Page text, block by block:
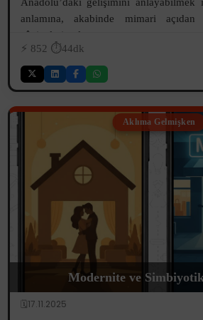
anlamına, akabinde mimari açıdan
zâviyelerin oluşum...
⚡️ 852 ⏱️44dk
Aklıma Gelmişken
Modernite ve
🗓️17.11.2025